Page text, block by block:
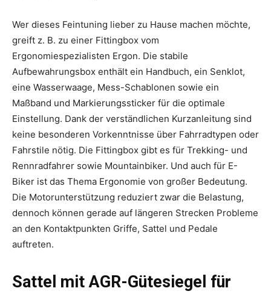
Wer dieses Feintuning lieber zu Hause machen möchte,
greift z. B. zu einer Fittingbox vom
Ergonomiespezialisten Ergon. Die stabile
Aufbewahrungsbox enthält ein Handbuch, ein Senklot,
eine Wasserwaage, Mess-Schablonen sowie ein
Maßband und Markierungssticker für die optimale
Einstellung. Dank der verständlichen Kurzanleitung sind
keine besonderen Vorkenntnisse über Fahrradtypen oder
Fahrstile nötig. Die Fittingbox gibt es für Trekking- und
Rennradfahrer sowie Mountainbiker. Und auch für E-
Biker ist das Thema Ergonomie von großer Bedeutung.
Die Motorunterstützung reduziert zwar die Belastung,
dennoch können gerade auf längeren Strecken Probleme
an den Kontaktpunkten Griffe, Sattel und Pedale
auftreten.
Sattel mit AGR-Gütesiegel für